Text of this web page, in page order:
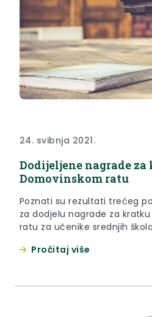
24. svibnja 2021.
Dodijeljene nagrade
Domovinskom ratu
Poznati su rezultati trećeg
za dodjelu nagrade za
ratu za učenike srednjih
Pročitaj više